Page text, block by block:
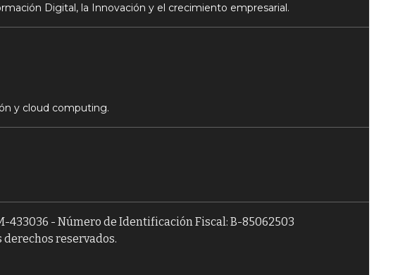
Digital, la Innovación y el crecimiento empresarial.
y cloud computing.
433036 - Número de Identificación Fiscal: B-85062503
derechos reservados.